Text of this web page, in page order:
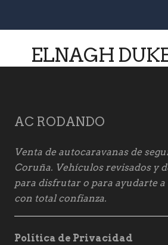
ELNAGH
AC RODANDO
Venta de autocaravanas de
Coruña. Vehículos revisados y
para disfrutar o para ayudarte
con total confianza.
Política de Privacidad